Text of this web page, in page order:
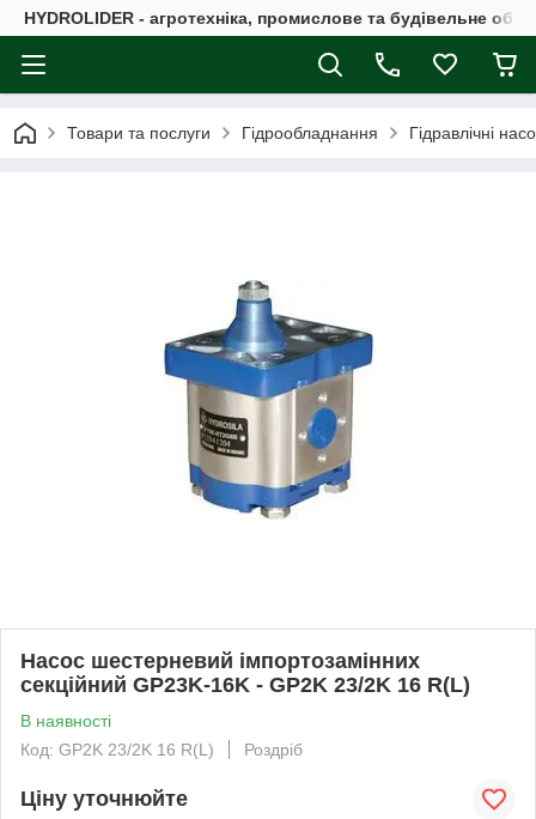
HYDROLIDER - агротехніка, промислове та будівельне
Товари та послуги Гідрообладнання Гідравлічні
Насос шестерневий імпортозамінних
секційний GP23K-16K - GP2K 23/2K 16 R(L)
В наявності
Код: GP2K 23/2K 16 R(L)
Роздріб
Ціну уточнюйте